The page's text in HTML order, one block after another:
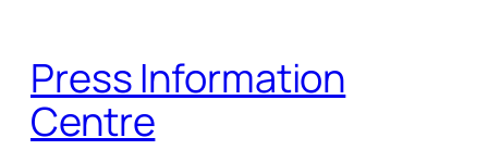
content
Press Information
Centre